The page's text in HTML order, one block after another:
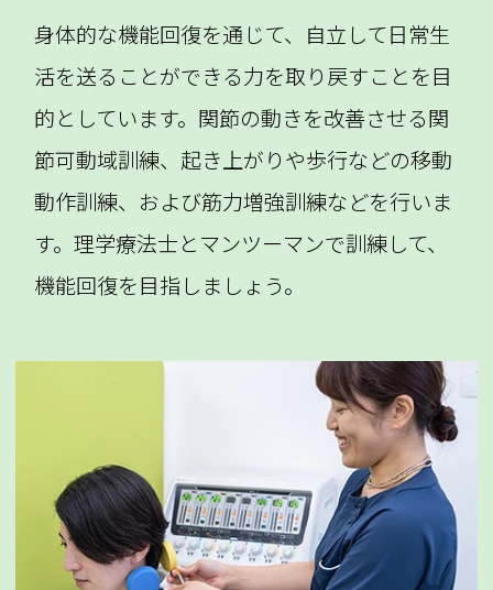
身体的な機能回復を通じて、自立して日常生
活を送ることができる力を取り戻すことを目
的としています。関節の動きを改善させる関
節可動域訓練、起き上がりや歩行などの移動
動作訓練、および筋力増強訓練などを行いま
す。理学療法士とマンツーマンで訓練して、
機能回復を目指しましょう。